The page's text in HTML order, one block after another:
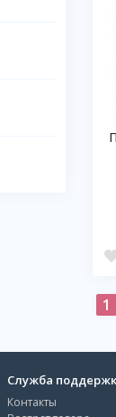
1
Служба
Контакты